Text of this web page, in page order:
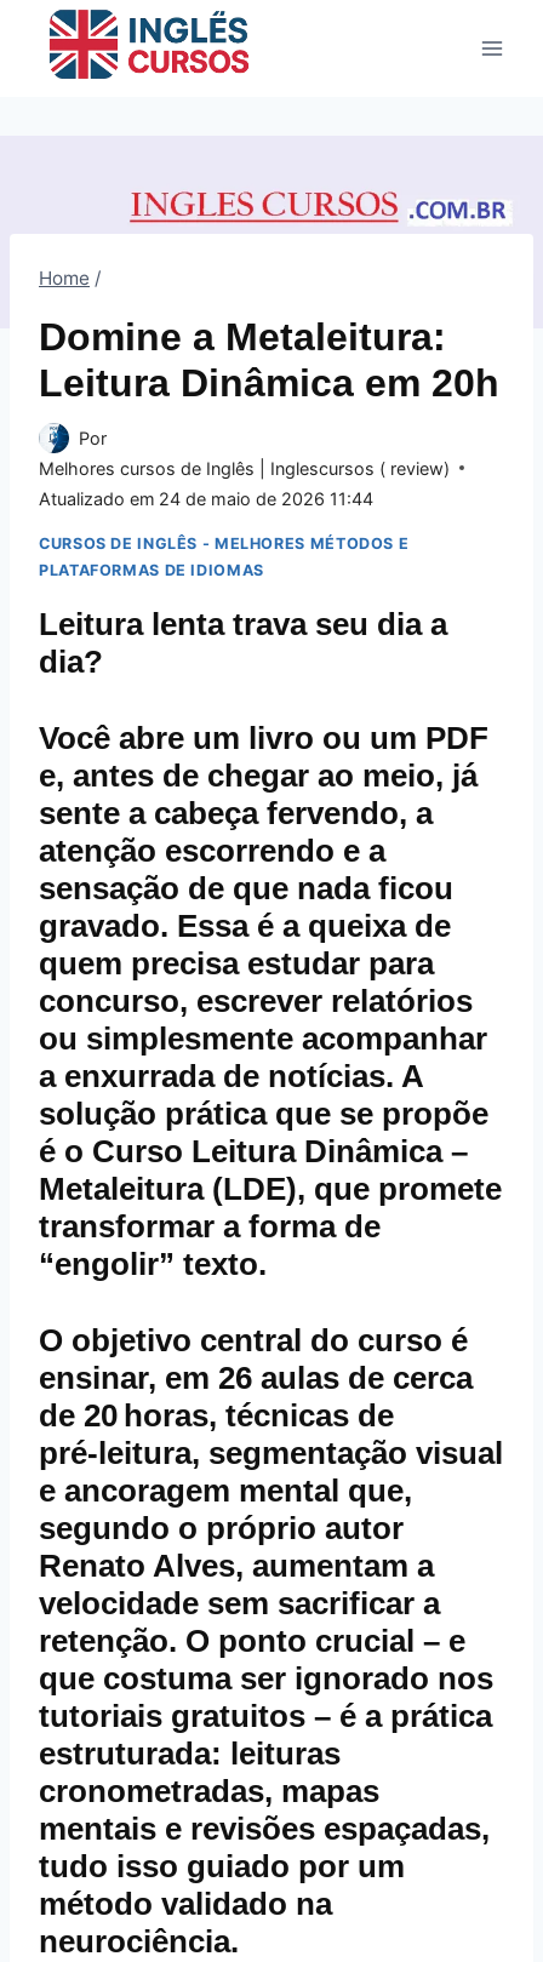
Home /
Domine a Metaleitura:
Leitura Dinâmica em 20h
Por
Melhores cursos de Inglês | Inglescursos ( review)
Atualizado em 24 de maio de 2026 11:44
CURSOS DE INGLÊS - MELHORES MÉTODOS E
PLATAFORMAS DE IDIOMAS
Leitura lenta trava seu dia a
dia?
Você abre um livro ou um PDF
e, antes de chegar ao meio, já
sente a cabeça fervendo, a
atenção escorrendo e a
sensação de que nada ficou
gravado. Essa é a queixa de
quem precisa estudar para
concurso, escrever relatórios
ou simplesmente acompanhar
a enxurrada de notícias. A
solução prática que se propõe
é o Curso Leitura Dinâmica –
Metaleitura (LDE), que promete
transformar a forma de
“engolir” texto.
O objetivo central do curso é
ensinar, em 26 aulas de cerca
de 20 horas, técnicas de
pré‑leitura, segmentação visual
e ancoragem mental que,
segundo o próprio autor
Renato Alves, aumentam a
velocidade sem sacrificar a
retenção. O ponto crucial – e
que costuma ser ignorado nos
tutoriais gratuitos – é a prática
estruturada: leituras
cronometradas, mapas
mentais e revisões espaçadas,
tudo isso guiado por um
método validado na
neurociência.